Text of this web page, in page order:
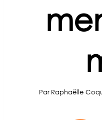
Par Raphaëlle